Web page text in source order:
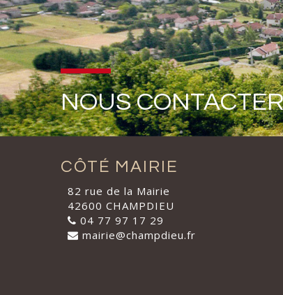
NOUS CONTACTER
CÔTÉ MAIRIE
82 rue de la Mairie
42600 CHAMPDIEU
04 77 97 17 29
mairie@champdieu.fr